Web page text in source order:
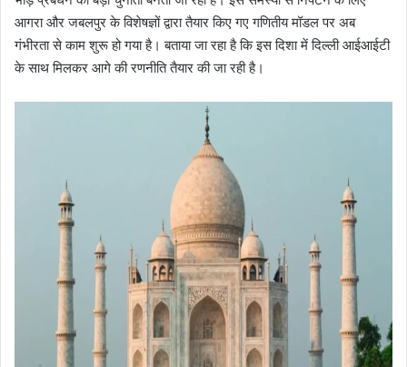
आगरा और जबलपुर के विशेषज्ञों द्वारा तैयार किए गए गणितीय मॉडल पर अब
गंभीरता से काम शुरू हो गया है। बताया जा रहा है कि इस दिशा में दिल्ली आईआईटी
के साथ मिलकर आगे की रणनीति तैयार की जा रही है।